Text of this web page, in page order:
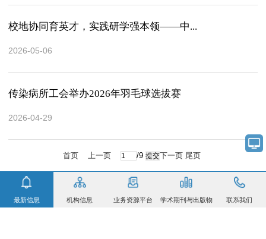
校地协同育英才，实践研学强本领——中...
2026-05-06
传染病所工会举办2026年羽毛球选拔赛
2026-04-29
首页 上一页 /9 下一页 尾页
最新信息 机构信息 业务资源平台 学术期刊与出版物 联系我们